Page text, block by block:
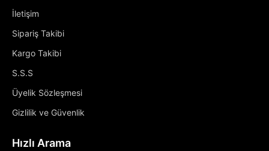
İletişim
Sipariş Takibi
Kargo Takibi
S.S.S
Üyelik Sözleşmesi
Gizlilik ve Güvenlik
Hızlı Arama